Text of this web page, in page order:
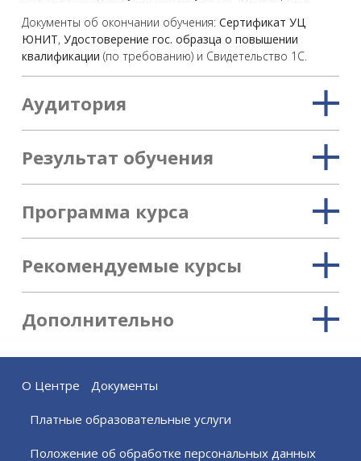
Документы об окончании обучения: Сертификат УЦ
ЮНИТ, Удостоверение гос. образца о повышении
квалификации (по требованию) и Свидетельство 1С.
Аудитория
Результат обучения
Программа курса
Рекомендуемые курсы
Дополнительно
О Центре Документы
Платные образовательные услуги
Положение об обработке персональных данных